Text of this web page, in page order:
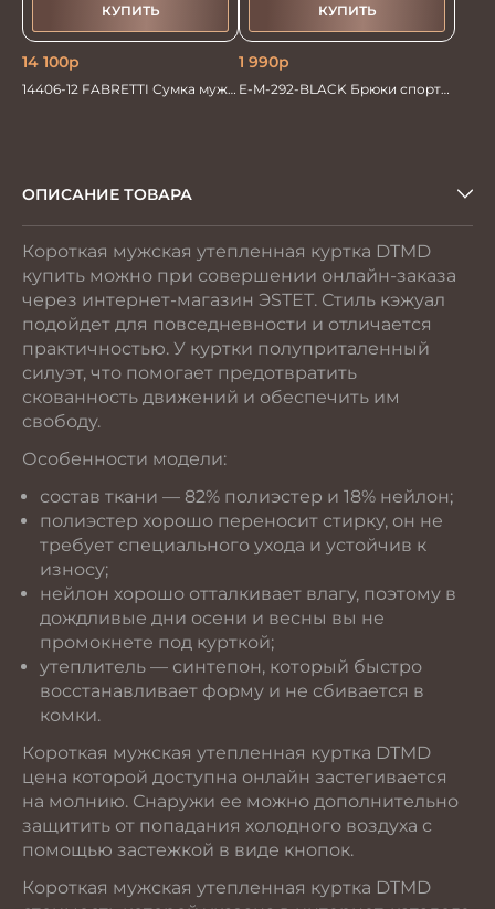
КУПИТЬ
14 100р
14406-12 FABRETTI Сумка муж.
КУПИТЬ
1 990р
E-M-292-BLACK Брюки спорт
ОПИСАНИЕ ТОВАРА
Короткая мужская утепленная куртка DTMD
купить можно при совершении онлайн-заказа
через интернет-магазин ЭSТЕТ. Стиль кэжуал
подойдет для повседневности и отличается
практичностью. У куртки полуприталенный
силуэт, что помогает предотвратить
скованность движений и обеспечить им
свободу.
Особенности модели:
состав ткани — 82% полиэстер и 18% нейлон;
полиэстер хорошо переносит стирку, он не
требует специального ухода и устойчив к
износу;
нейлон хорошо отталкивает влагу, поэтому в
дождливые дни осени и весны вы не
промокнете под курткой;
утеплитель — синтепон, который быстро
восстанавливает форму и не сбивается в
комки.
Короткая мужская утепленная куртка DTMD
цена которой доступна онлайн застегивается
на молнию. Снаружи ее можно дополнительно
защитить от попадания холодного воздуха с
помощью застежкой в виде кнопок.
Короткая мужская утепленная куртка DTMD